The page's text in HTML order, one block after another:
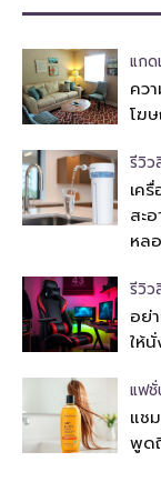
แกด
คว
โฆ
รีวิว
เค
สะ
หล
รีวิว
อย่
ให้
แฟชั่
แช
พูด